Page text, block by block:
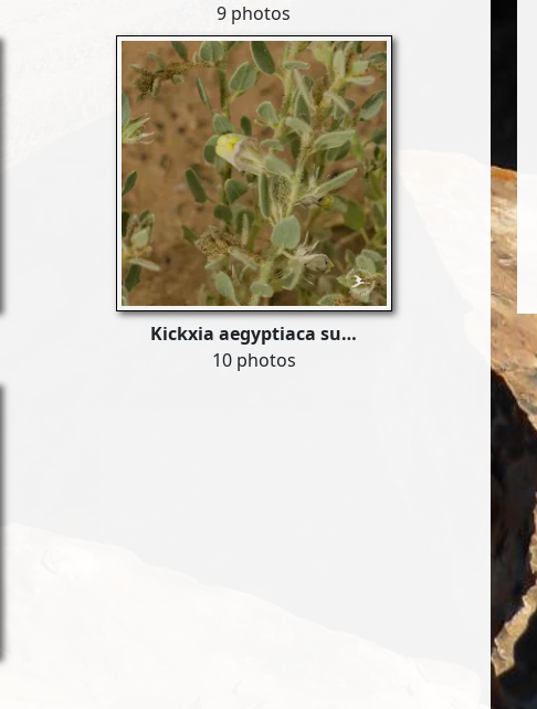
9 photos
Kickxia aegyptiaca su…
10 photos